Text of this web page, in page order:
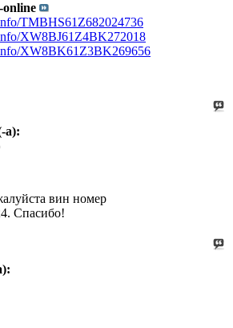
online
TMBHS61Z682024736
XW8BJ61Z4BK272018
XW8BK61Z3BK269656
а):
вин номер
Спасибо!